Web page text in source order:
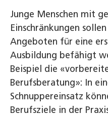
Junge Menschen mit
Einschränkungen
Angeboten für eine
Ausbildung befähigt
Beispiel die
Berufsberatung»: In
Schnuppereinsatz
Berufsziele in der